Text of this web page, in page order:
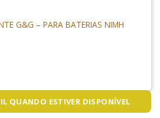
G&G – PARA BATERIAS NIMH
QUANDO ESTIVER DISPONÍVEL